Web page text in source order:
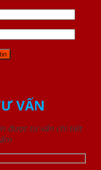
VẤN
được tư vấn chi tiết